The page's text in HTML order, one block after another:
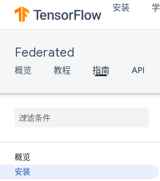
安装
Federated
概览 教程 指南 API
概览
安装